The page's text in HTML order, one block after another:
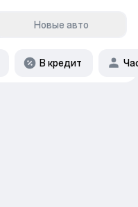
Новые авто
В кредит